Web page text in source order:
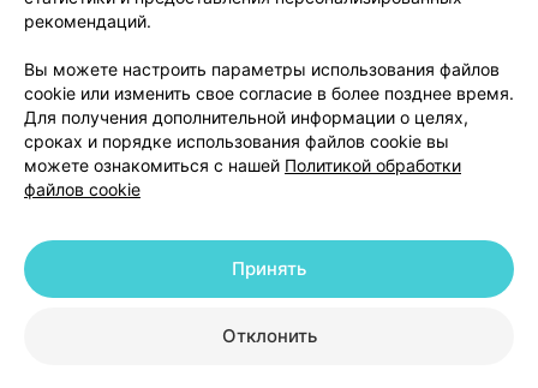
Публичный договор
Доставка
Способы оплаты
Вакансии
Партнеры
Написать руководителю 103.by
Написать в поддержку
Персональные настройки Cookie
© 2026 ООО «Артокс Лаб», УНП 191700409 | 220012, Республика Беларусь,
+375 291212755
рекомендаций.
Вы можете настроить параметры использования файлов
cookie или изменить свое согласие в более позднее время.
Для получения дополнительной информации о целях,
сроках и порядке использования файлов cookie вы
можете ознакомиться с нашей Политикой обработки
файлов cookie
Отклонить
Принять